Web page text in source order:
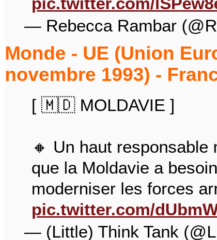
— Rebecca Rambar
Monde - UE (Union
novembre 1993) -
[ 🇲🇩 MOLDAVIE ]
🔸 Un haut
que la Moldavie a
moderniser les forces
pic.twitter.com/
— (Little) Think Tank